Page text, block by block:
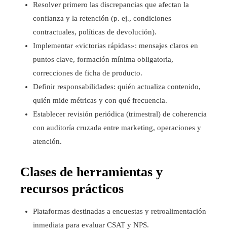
Resolver primero las discrepancias que afectan la
confianza y la retención (p. ej., condiciones
contractuales, políticas de devolución).
Implementar «victorias rápidas»: mensajes claros en
puntos clave, formación mínima obligatoria,
correcciones de ficha de producto.
Definir responsabilidades: quién actualiza contenido,
quién mide métricas y con qué frecuencia.
Establecer revisión periódica (trimestral) de coherencia
con auditoría cruzada entre marketing, operaciones y
atención.
Clases de herramientas y
recursos prácticos
Plataformas destinadas a encuestas y retroalimentación
inmediata para evaluar CSAT y NPS.